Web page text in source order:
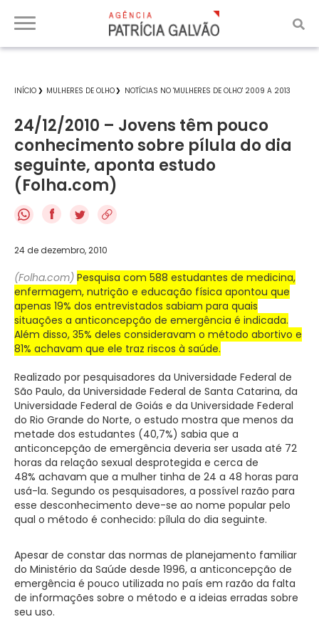
INÍCIO MULHERES DE OLHO NOTÍCIAS NO 'MULHERES DE OLHO' 2009 A 2013
24/12/2010 – Jovens têm pouco
conhecimento sobre pílula do dia
seguinte, aponta estudo
(Folha.com)
f
24 de dezembro, 2010
(Folha.com) Pesquisa com 588 estudantes de medicina,
enfermagem, nutrição e educação física apontou que
apenas 19% dos entrevistados sabiam para quais
situações a anticoncepção de emergência é indicada.
Além disso, 35% deles consideravam o método abortivo e
81% achavam que ele traz riscos à saúde.
Realizado por pesquisadores da Universidade Federal de
São Paulo, da Universidade Federal de Santa Catarina, da
Universidade Federal de Goiás e da Universidade Federal
do Rio Grande do Norte, o estudo mostra que menos da
metade dos estudantes (40,7%) sabia que a
anticoncepção de emergência deveria ser usada até 72
horas da relação sexual desprotegida e cerca de
48% achavam que a mulher tinha de 24 a 48 horas para
usá-la. Segundo os pesquisadores, a possível razão para
esse desconhecimento deve-se ao nome popular pelo
qual o método é conhecido: pílula do dia seguinte.
Apesar de constar das normas de planejamento familiar
do Ministério da Saúde desde 1996, a anticoncepção de
emergência é pouco utilizada no país em razão da falta
de informações sobre o método e a ideias erradas sobre
seu uso.